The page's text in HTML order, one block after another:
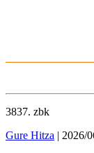
3837. zbk
Gure Hitza | 2026/